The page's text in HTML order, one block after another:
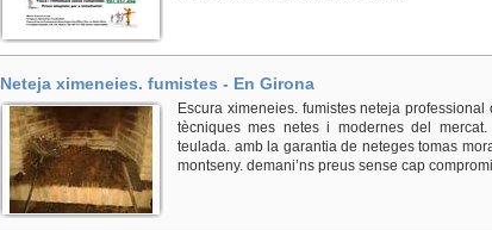
Neteja ximeneies. fumistes - En Girona
Escura ximeneies. fumistes neteja
tècniques mes netes i modernes del
teulada. amb la garantia de neteges tomas
montseny. demani’ns preus sense cap